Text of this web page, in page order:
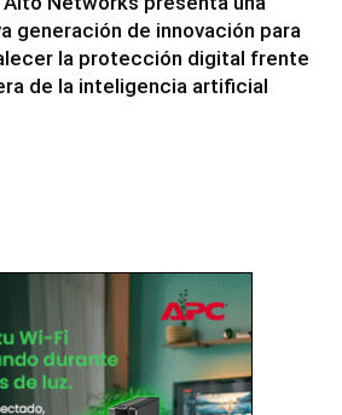
generación de innovación para
la protección digital frente
de la inteligencia artificial